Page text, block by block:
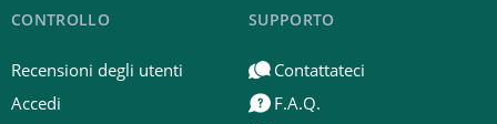
CONTROLLO
Recensioni degli utenti
Accedi
SUPPORTO
Contattateci
F.A.Q.